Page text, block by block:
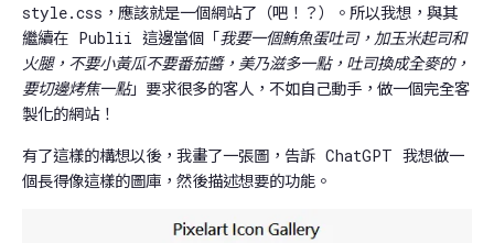
style.css，應該就是一個網站了（吧！？）。所以我想，與其
繼續在 Publii 這邊當個「我要一個鮪魚蛋吐司，加玉米起司和
火腿，不要小黃瓜不要番茄醬，美乃滋多一點，吐司換成全麥的，
要切邊烤焦一點」要求很多的客人，不如自己動手，做一個完全客
製化的網站！
有了這樣的構想以後，我畫了一張圖，告訴 ChatGPT 我想做一
個長得像這樣的圖庫，然後描述想要的功能。